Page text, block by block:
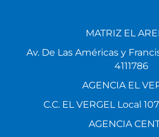
MATRIZ EL
Av. De Las Américas y
4111786
AGENCIA EL
C.C. EL VERGEL Local
AGENCIA